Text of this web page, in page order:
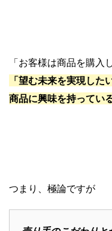
「お客様は商品を購入
「望む未来を実現した
商品に興味を持ってい
つまり、極論ですが